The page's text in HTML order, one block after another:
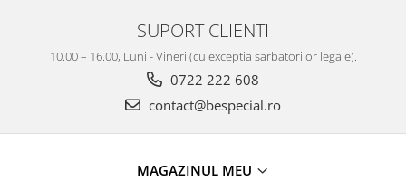
SUPORT CLIENTI
10.00 – 16.00, Luni - Vineri (cu exceptia sarbatorilor legale).
0722 222 608
contact@bespecial.ro
MAGAZINUL MEU